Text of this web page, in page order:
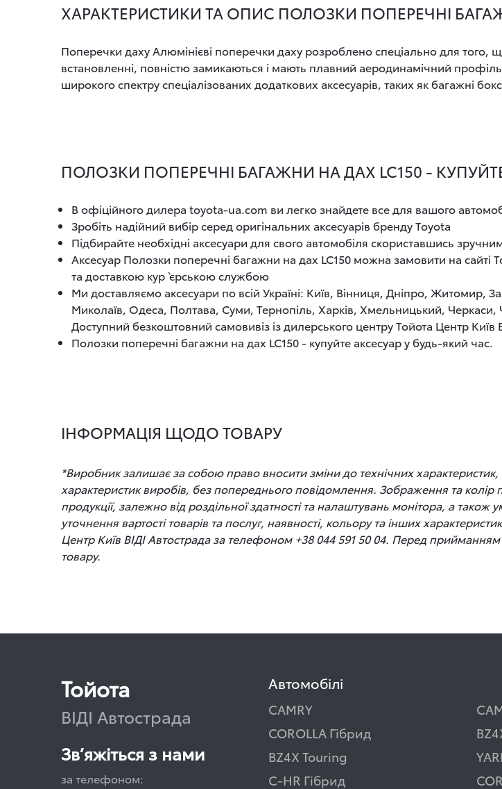
ХАРАКТЕРИСТИКИ ТА ОПИС ПОЛОЗКИ ПОПЕРЕЧНІ
Поперечки даху Алюмінієві поперечки даху розроблено спеціально для того,
встановленні, повністю замикаються і мають плавний аеродинамічний
широкого спектру спеціалізованих додаткових аксесуарів, таких як багажні
ПОЛОЗКИ ПОПЕРЕЧНІ БАГАЖНИ НА ДАХ LC150 - КУПУЙТЕ
В офіційного дилера toyota-ua.com ви легко знайдете все для вашого
Зробіть надійний вибір серед оригінальних аксесуарів бренду Toyota
Підбирайте необхідні аксесуари для свого автомобіля скориставшись
Аксесуар Полозки поперечні багажни на дах LC150 можна замовити на
та доставкою кур`єрською службою
Ми доставляємо аксесуари по всій Україні: Київ, Вінниця, Дніпро, Житомир,
Миколаїв, Одеса, Полтава, Суми, Тернопіль, Харків, Хмельницький, Черкаси,
Доступний безкоштовний самовивіз із дилерського центру Тойота Центр
Полозки поперечні багажни на дах LC150 - купуйте аксесуар у будь-який час.
ІНФОРМАЦІЯ ЩОДО ТОВАРУ
*Виробник залишає за собою право вносити зміни до технічних характеристик,
характеристик виробів, без попереднього повідомлення. Зображення та колір
продукції, залежно від роздільної здатності та налаштувань монітора, а
уточнення вартості товарів та послуг, наявності, кольору та інших
Центр Київ ВІДІ Автострада за телефоном +38 044 591 50 04. Перед
товару.
Тойота
ВІДІ Автострада
Зв’яжіться з нами
за телефоном:
Автомобілі
CAMRY
COROLLA Гібрид
BZ4X Touring
C-HR Гібрид